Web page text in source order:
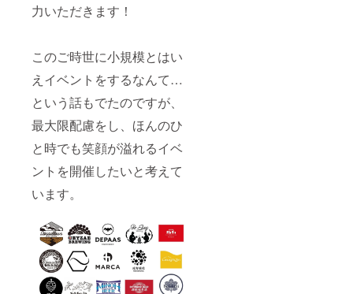
力いただきます！
このご時世に小規模とはい
えイベントをするなんて…
という話もでたのですが、
最大限配慮をし、ほんのひ
と時でも笑顔が溢れるイベ
ントを開催したいと考えて
います。